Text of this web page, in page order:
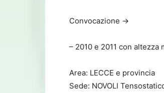
Convocazione ->
– 2010 e 2011 con
Area: LECCE e provincia
Sede: NOVOLI